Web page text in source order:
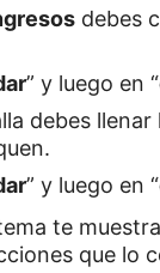
debes
” y luego en “
debes
” y luego en “
te
que lo